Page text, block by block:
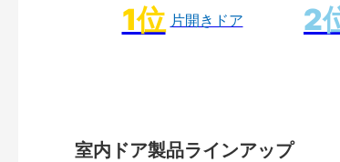
片開きドア
室内ドア製品ラインアップ